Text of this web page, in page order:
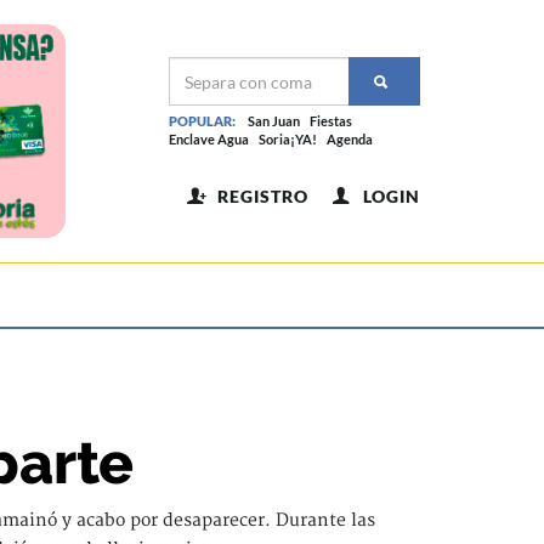
POPULAR: San Juan
Fiestas
Enclave Agua
Soria¡YA! Agenda
REGISTRO LOGIN
y acabo por desaparecer. Durante las